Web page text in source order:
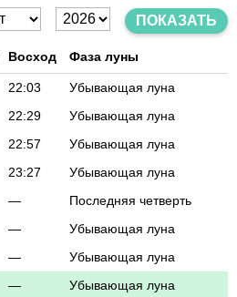
ПОКАЗАТЬ
Восход Фаза луны
22:03
Убывающая луна
22:29
Убывающая луна
22:57
Убывающая луна
23:27
Убывающая луна
—
Последняя четверть
—
Убывающая луна
—
Убывающая луна
—
Убывающая луна